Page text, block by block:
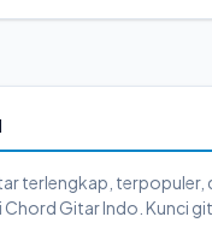
terlengkap, terpopuler,
Chord Gitar Indo. Kunci